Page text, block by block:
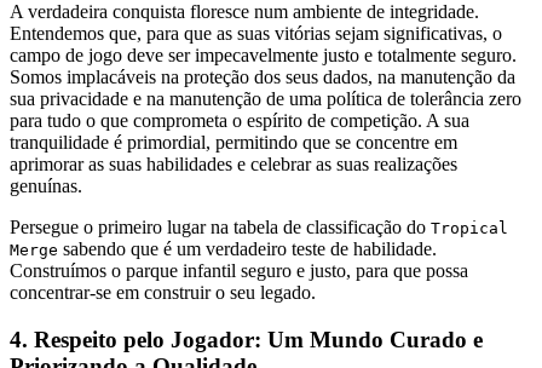
A verdadeira conquista floresce num ambiente de integridade.
Entendemos que, para que as suas vitórias sejam significativas, o
campo de jogo deve ser impecavelmente justo e totalmente seguro.
Somos implacáveis na proteção dos seus dados, na manutenção da
sua privacidade e na manutenção de uma política de tolerância zero
para tudo o que comprometa o espírito de competição. A sua
tranquilidade é primordial, permitindo que se concentre em
aprimorar as suas habilidades e celebrar as suas realizações
genuínas.
Persegue o primeiro lugar na tabela de classificação do Tropical
Merge sabendo que é um verdadeiro teste de habilidade.
Construímos o parque infantil seguro e justo, para que possa
concentrar-se em construir o seu legado.
4. Respeito pelo Jogador: Um Mundo Curado e